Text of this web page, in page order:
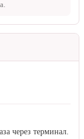
картой.
карта